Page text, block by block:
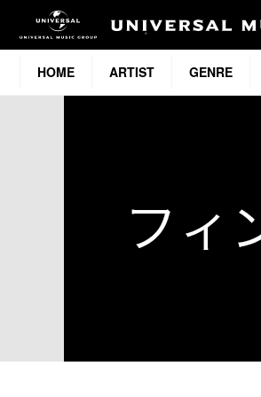
HOME ARTIST GENRE